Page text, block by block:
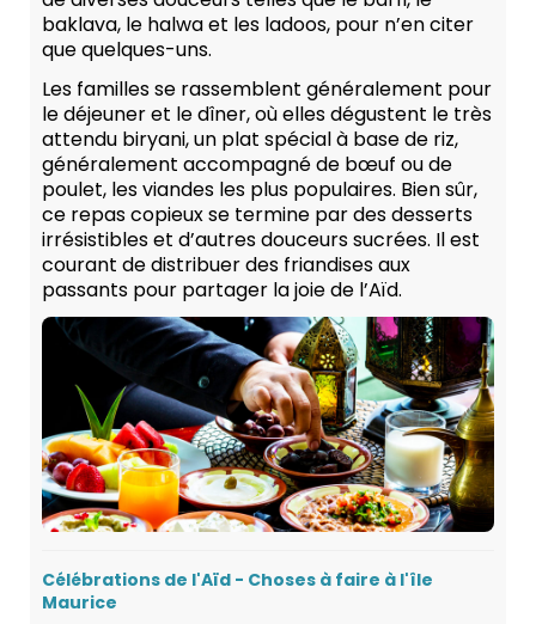
baklava, le halwa et les ladoos, pour n’en citer
que quelques-uns.
Les familles se rassemblent généralement pour
le déjeuner et le dîner, où elles dégustent le très
attendu biryani, un plat spécial à base de riz,
généralement accompagné de bœuf ou de
poulet, les viandes les plus populaires. Bien sûr,
ce repas copieux se termine par des desserts
irrésistibles et d’autres douceurs sucrées. Il est
courant de distribuer des friandises aux
passants pour partager la joie de l’Aïd.
Célébrations de l'Aïd - Choses à faire à l'île
Maurice